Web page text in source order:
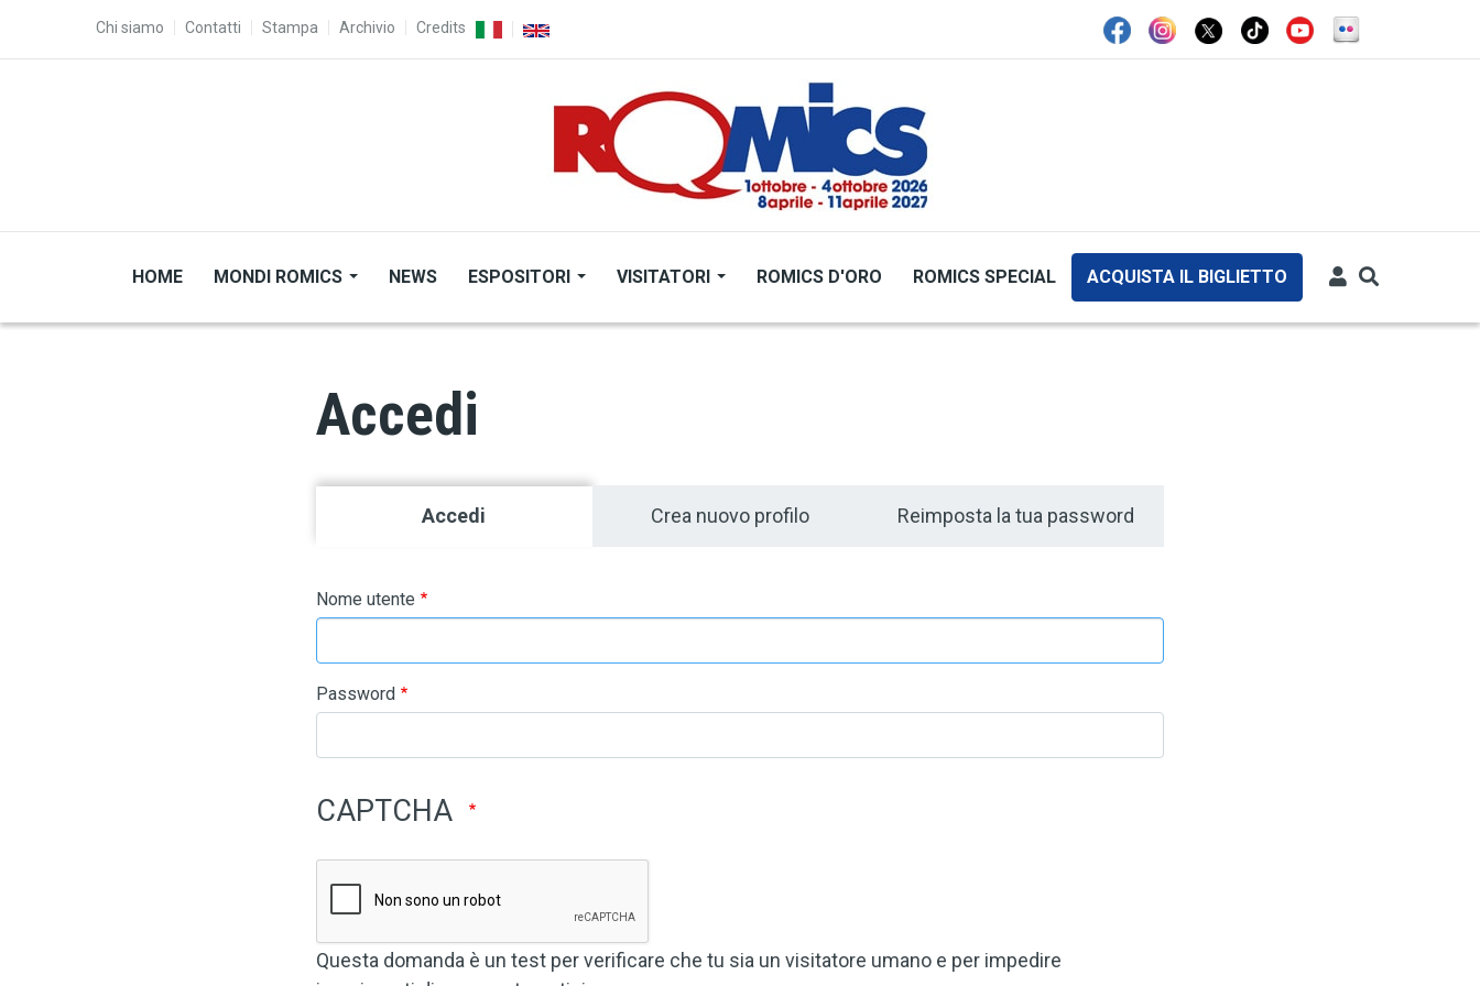
TOP MENU
Chi siamo Contatti Stampa Archivio Credits
HOME MONDI ROMICS NEWS ESPOSITORI VISITATORI ROMICS D'ORO ROMICS SPECIAL ACQUISTA IL BIGLIETTO
Accedi
Primary tabs
Accedi Crea nuovo profilo Reimposta la tua password
Nome utente
Password
CAPTCHA
Questa domanda è un test per verificare che tu sia un visitatore umano e per impedire